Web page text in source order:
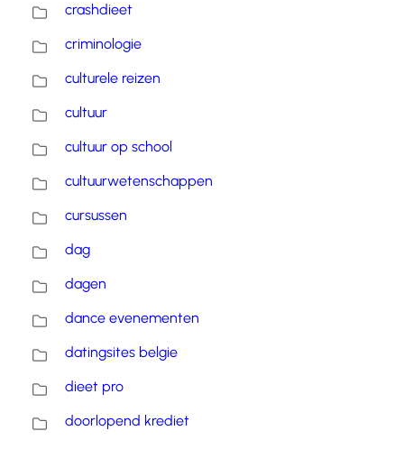
crashdieet
criminologie
culturele reizen
cultuur
cultuur op school
cultuurwetenschappen
cursussen
dag
dagen
dance evenementen
datingsites belgie
dieet pro
doorlopend krediet